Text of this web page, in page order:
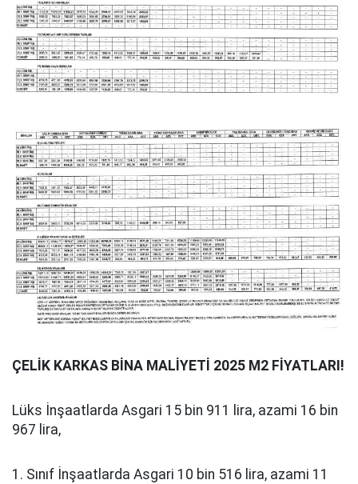
ÇELİK KARKAS BİNA MALİYETİ 2025 M2 FİYATLARI!
Lüks İnşaatlarda Asgari 15 bin 911 lira, azami 16 bin
967 lira,
1. Sınıf İnşaatlarda Asgari 10 bin 516 lira, azami 11